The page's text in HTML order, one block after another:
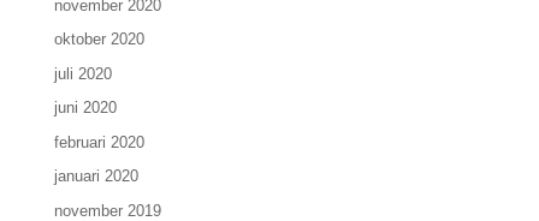
november 2020
oktober 2020
juli 2020
juni 2020
februari 2020
januari 2020
november 2019